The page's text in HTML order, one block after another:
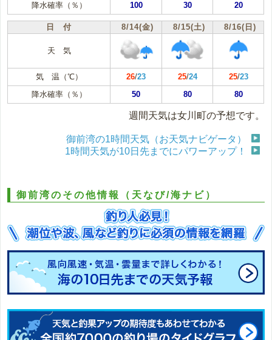
降水確率（％）
100 30 20
日 付 8/14(金) 8/15(土) 8/16(日)
天 気
気 温（℃） 26/23 25/24 25/23
降水確率（％）
50 80 80
週間天気は女川町の予想です。
御前湾の1時間天気（お天気ナビゲータ）
1時間天気が10日先までにパワーアップ！
御前湾のその他情報（天なび/海ナビ）